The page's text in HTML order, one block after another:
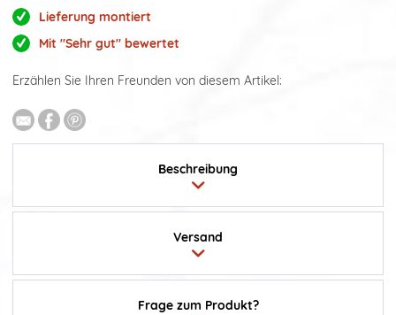
Lieferung montiert
Mit "Sehr gut" bewertet
Erzählen Sie Ihren Freunden von diesem Artikel:
Beschreibung
Frage zum Produkt?
Versand